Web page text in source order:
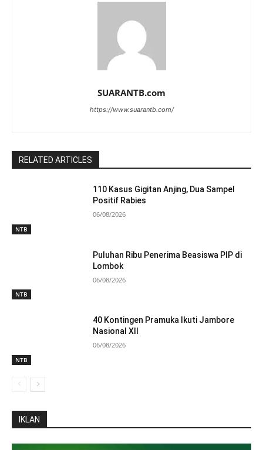
SUARANTB.com
https://www.suarantb.com/
RELATED ARTICLES
NTB
110 Kasus Gigitan Anjing, Dua Sampel
Positif Rabies
06/08/2026
NTB
Puluhan Ribu Penerima Beasiswa PIP di
Lombok
06/08/2026
NTB
40 Kontingen Pramuka Ikuti Jambore
Nasional XII
06/08/2026
IKLAN